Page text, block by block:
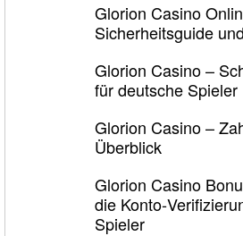
Glorion Casino
Sicherheitsguide
Glorion Casino –
für deutsche Spieler
Glorion Casino –
Überblick
Glorion Casino
die
Spieler